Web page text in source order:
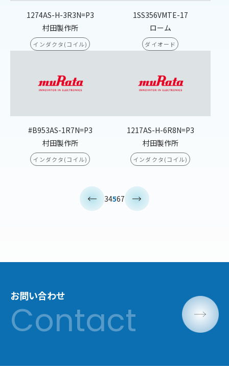
1274AS-H-3R3N=P3
村田製作所
インダクタ(コイル)
1SS356VMTE-17
ローム
ダイオード
#B953AS-1R7N=P3
村田製作所
インダクタ(コイル)
1217AS-H-6R8N=P3
村田製作所
インダクタ(コイル)
34567
お問い合わせ